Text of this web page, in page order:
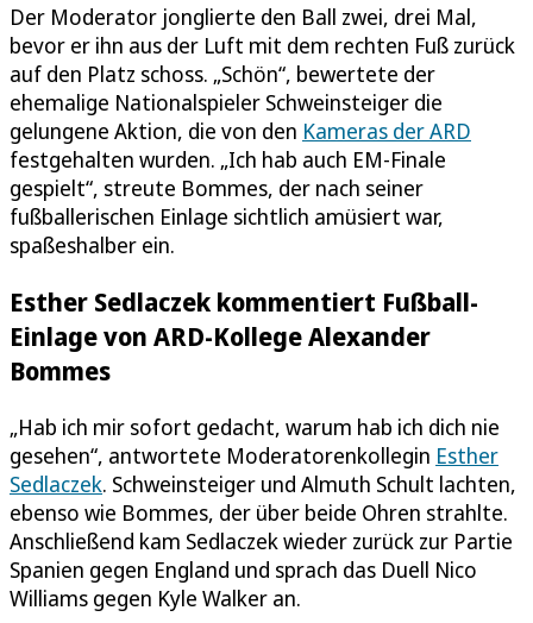
Der Moderator jonglierte den Ball zwei, drei Mal,
bevor er ihn aus der Luft mit dem rechten Fuß zurück
auf den Platz schoss. „Schön“, bewertete der
ehemalige Nationalspieler Schweinsteiger die
gelungene Aktion, die von den Kameras der ARD
festgehalten wurden. „Ich hab auch EM-Finale
gespielt“, streute Bommes, der nach seiner
fußballerischen Einlage sichtlich amüsiert war,
spaßeshalber ein.
Esther Sedlaczek kommentiert Fußball-
Einlage von ARD-Kollege Alexander
Bommes
„Hab ich mir sofort gedacht, warum hab ich dich nie
gesehen“, antwortete Moderatorenkollegin Esther
Sedlaczek. Schweinsteiger und Almuth Schult lachten,
ebenso wie Bommes, der über beide Ohren strahlte.
Anschließend kam Sedlaczek wieder zurück zur Partie
Spanien gegen England und sprach das Duell Nico
Williams gegen Kyle Walker an.